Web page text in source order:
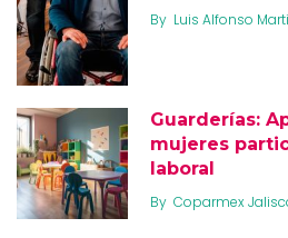
By Luis Alfonso
Guarderías:
mujeres
laboral
By Coparmex